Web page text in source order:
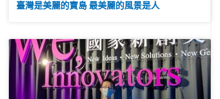
臺灣是美麗的寶島 最美麗的風景是人